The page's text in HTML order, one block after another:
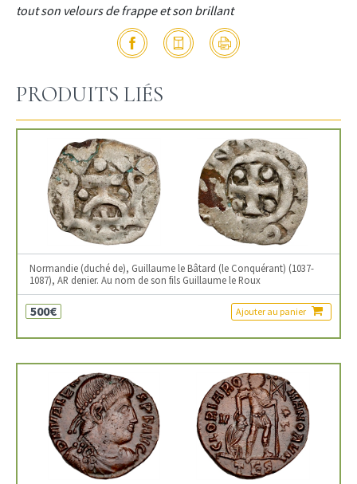
tout son velours de frappe et son brillant
PRODUITS LIÉS
Normandie (duché de), Guillaume le Bâtard (le Conquérant) (1037-
1087), AR denier. Au nom de son fils Guillaume le Roux
500€ Ajouter au panier